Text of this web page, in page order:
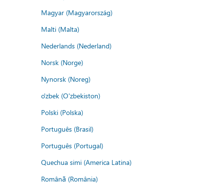
Magyar (Magyarország)
Malti (Malta)
Nederlands (Nederland)
Norsk (Norge)
Nynorsk (Noreg)
o'zbek (O'zbekiston)
Polski (Polska)
Português (Brasil)
Português (Portugal)
Quechua simi (America Latina)
Română (România)